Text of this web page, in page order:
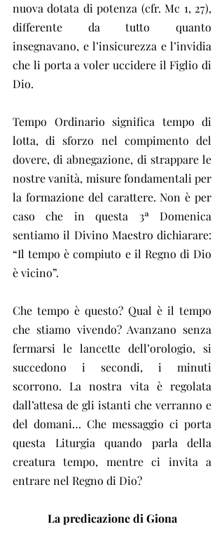
nuova dotata di potenza (cfr. Mc 1, 27),
differente da tutto quanto
insegnavano, e l’insicurezza e l’invidia
che li porta a voler uccidere il Figlio di
Dio.
Tempo Ordinario significa tempo di
lotta, di sforzo nel compimento del
dovere, di abnegazione, di strappare le
nostre vanità, misure fondamentali per
la formazione del carattere. Non è per
caso che in questa 3ª Domenica
sentiamo il Divino Maestro dichiarare:
“Il tempo è compiuto e il Regno di Dio
è vicino”.
Che tempo è questo? Qual è il tempo
che stiamo vivendo? Avanzano senza
fermarsi le lancette dell’orologio, si
succedono i secondi, i minuti
scorrono. La nostra vita è regolata
dall’attesa de gli istanti che verranno e
del domani… Che messaggio ci porta
questa Liturgia quando parla della
creatura tempo, mentre ci invita a
entrare nel Regno di Dio?
La predicazione di Giona